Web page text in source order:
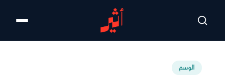
تخطى للمحتوى الرئيسي
الوسم